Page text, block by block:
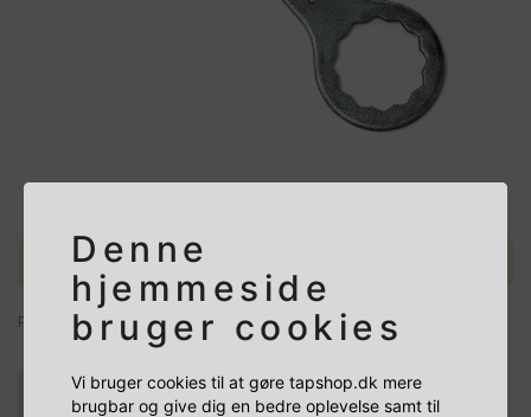
Denne
hjemmeside
bruger cookies
Vi bruger cookies til at gøre tapshop.dk mere
brugbar og give dig en bedre oplevelse samt til
FLASKENØGLE CO2/N2 30/32
R01-12-10111
På lager - Klar til afsendelse